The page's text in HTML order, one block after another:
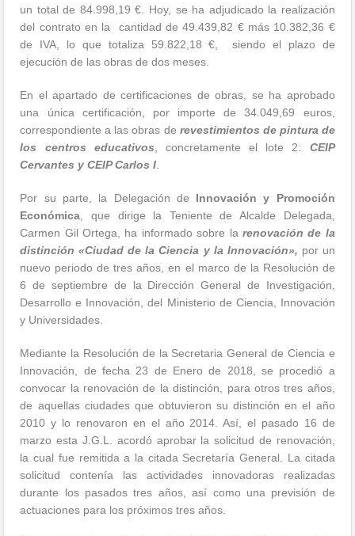
un total de 84.998,19 €. Hoy, se ha adjudicado la realización
del contrato en la cantidad de 49.439,82 € más 10.382,36 €
de IVA, lo que totaliza 59.822,18 €, siendo el plazo de
ejecución de las obras de dos meses.
En el apartado de certificaciones de obras, se ha aprobado
una única certificación, por importe de 34.049,69 euros,
correspondiente a las obras de revestimientos de pintura de
los centros educativos , concretamente el lote 2: CEIP
Cervantes y CEIP Carlos I
Por su parte, la Delegación de Innovación y Promoción
Económica , que dirige la Teniente de Alcalde Delegada,
Carmen Gil Ortega, ha informado sobre la renovación de la
distinción «Ciudad de la Ciencia y la Innovación», por un
nuevo periodo de tres años, en el marco de la Resolución de
6 de septiembre de la Dirección General de Investigación,
Desarrollo e Innovación, del Ministerio de Ciencia, Innovación
y Universidades.
Mediante la Resolución de la Secretaria General de Ciencia e
Innovación, de fecha 23 de Enero de 2018, se procedió a
convocar la renovación de la distinción, para otros tres años,
de aquellas ciudades que obtuvieron su distinción en el año
2010 y lo renovaron en el año 2014. Así, el pasado 16 de
marzo esta J.G.L. acordó aprobar la solicitud de renovación,
la cual fue remitida a la citada Secretaría General. La citada
solicitud contenía las actividades innovadoras realizadas
durante los pasados tres años, así como una previsión de
actuaciones para los próximos tres años.